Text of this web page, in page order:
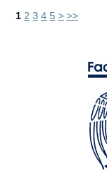
1 2 3 4 5 > >>